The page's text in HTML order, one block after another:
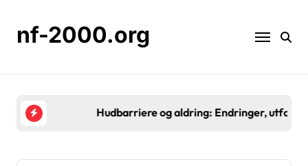
contentnf-2000.org
Hudbarriere og aldring: Endringer, utfordringer,